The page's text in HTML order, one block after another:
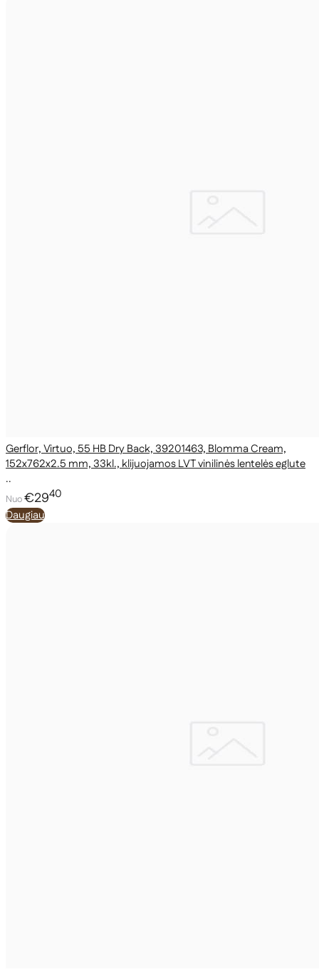
Gerflor, Virtuo, 55 HB Dry Back, 39201463, Blomma Cream,
152x762x2.5 mm, 33kl., klijuojamos LVT vinilinės lentelės eglute
..
Nuo€2940
Daugiau